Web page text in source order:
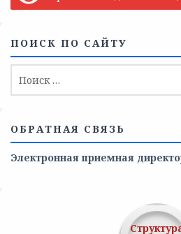
ПОИСК ПО САЙТУ
ОБРАТНАЯ СВЯЗЬ
Электронная приемная